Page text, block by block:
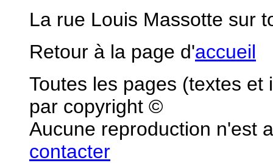
La rue Louis Massotte sur
Retour à la page d'accueil
Toutes les pages (textes
par copyright ©
Aucune reproduction n'est
contacter